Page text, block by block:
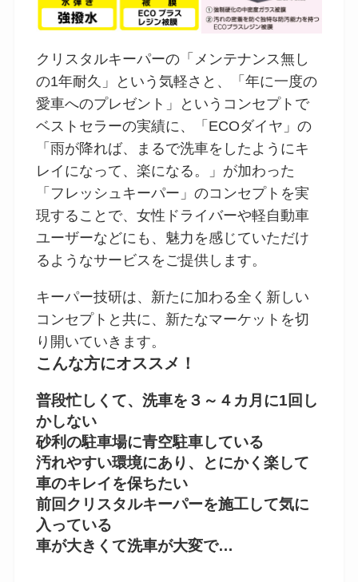
クリスタルキーパーの「メンテナンス無し
の1年耐久」という気軽さと、「年に一度の
愛車へのプレゼント」というコンセプトで
ベストセラーの実績に、「ECOダイヤ」の
「雨が降れば、まるで洗車をしたようにキ
レイになって、楽になる。」が加わった
「フレッシュキーパー」のコンセプトを実
現することで、女性ドライバーや軽自動車
ユーザーなどにも、魅力を感じていただけ
るようなサービスをご提供します。
キーパー技研は、新たに加わる全く新しい
コンセプトと共に、新たなマーケットを切
り開いていきます。
こんな方にオススメ！
普段忙しくて、洗車を３～４カ月に1回し
かしない
砂利の駐車場に青空駐車している
汚れやすい環境にあり、とにかく楽して
車のキレイを保ちたい
前回クリスタルキーパーを施工して気に
入っている
車が大きくて洗車が大変で…